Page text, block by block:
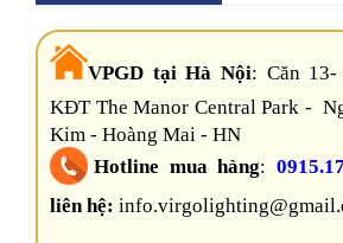
VPGD tại Hà Nội: Căn
KĐT The Manor Central Park -
Kim - Hoàng Mai - HN
Hotline mua hàng:
liên hệ: